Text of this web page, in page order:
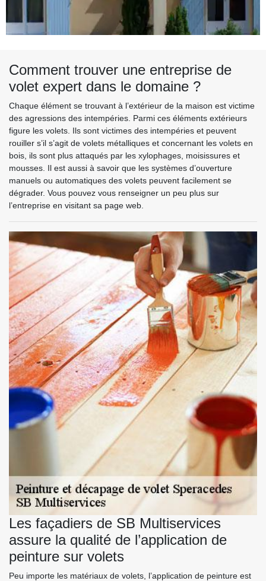
Comment trouver une entreprise de
volet expert dans le domaine ?
Chaque élément se trouvant à l’extérieur de la maison est victime
des agressions des intempéries. Parmi ces éléments extérieurs
figure les volets. Ils sont victimes des intempéries et peuvent
rouiller s’il s’agit de volets métalliques et concernant les volets en
bois, ils sont plus attaqués par les xylophages, moisissures et
mousses. Il est aussi à savoir que les systèmes d’ouverture
manuels ou automatiques des volets peuvent facilement se
dégrader. Vous pouvez vous renseigner un peu plus sur
l’entreprise en visitant sa page web.
Les façadiers de SB Multiservices
assure la qualité de l’application de
peinture sur volets
Peu importe les matériaux de volets, l’application de peinture est